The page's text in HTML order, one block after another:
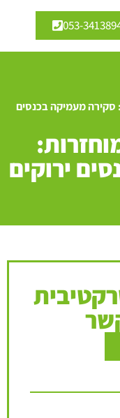
053-
מעמיקה בכנסים
ירוקים